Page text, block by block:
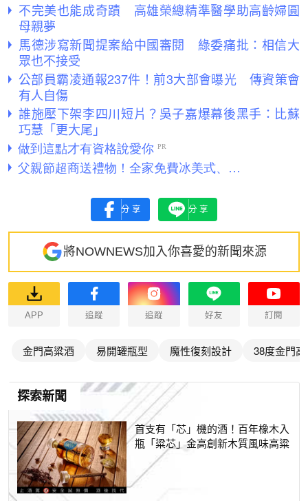
不完美也能成奇蹟 高雄榮總精準醫學助高齡婦圓
母親夢
馬德涉寫新聞提案給中國審閱 綠委痛批：相信大
眾也不接受
公部員霸凌通報237件！前3大部會曝光 傳資策會
有人自傷
誰施壓下架李四川短片？吳子嘉爆幕後黑手：比蘇
巧慧「更大尾」
分享 分享
將NOWNEWS加入你喜愛的新聞來源
APP 追蹤 追蹤 好友 訂閱
金門高粱酒 易開罐瓶型 魔性復刻設計 38度金門
探索新聞
首支有「芯」機的酒！百年橡木入
瓶「粱芯」金高創新木質風味高粱